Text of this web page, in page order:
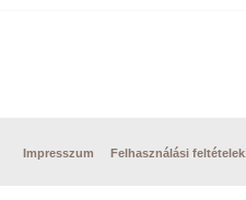
Impresszum Felhasználási feltételek